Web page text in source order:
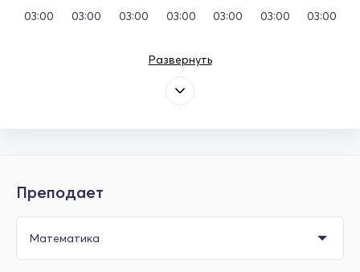
03:00 03:00 03:00 03:00 03:00 03:00 03:00
Развернуть
Преподает